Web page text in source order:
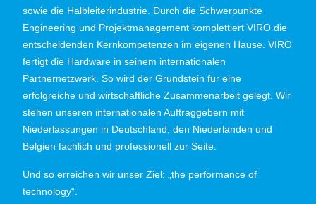
sowie die Halbleiterindustrie. Durch die Schwerpunkte
Engineering und Projektmanagement komplettiert VIRO die
entscheidenden Kernkompetenzen im eigenen Hause. VIRO
fertigt die Hardware in seinem internationalen
Partnernetzwerk. So wird der Grundstein für eine
erfolgreiche und wirtschaftliche Zusammenarbeit gelegt. Wir
stehen unseren internationalen Auftraggebern mit
Niederlassungen in Deutschland, den Niederlanden und
Belgien fachlich und professionell zur Seite.
Und so erreichen wir unser Ziel: „the performance of
technology“.